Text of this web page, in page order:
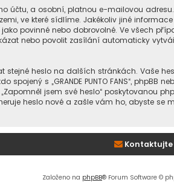
účtu, a osobní, platnou e-mailovou
ve které sídlíme. Jakékoliv jiné informace
povinné nebo dobrovolné. Ve všech
nebo povolit zasílání automaticky
stejné heslo na dalších stránkách. Vaše
s „GRANDE PUNTO FANS“, phpBB
jsem své heslo“ poskytovanou
heslo nové a zašle vám ho, abyste se
Založeno na phpBB® Forum Software ©